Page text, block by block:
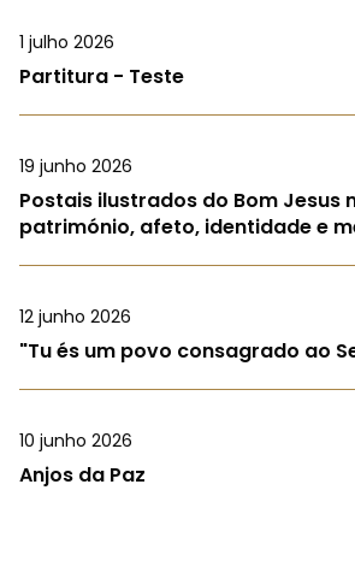
1 julho 2026
Partitura - Teste
19 junho 2026
Postais ilustrados do Bom Jesus
património, afeto, identidade e
12 junho 2026
"Tu és um povo consagrado ao
10 junho 2026
Anjos da Paz